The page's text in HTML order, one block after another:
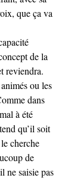
que ça va
de la
reviendra.
ou les
dans
à été
qu’il soit
cherche
de
ne saisie pas